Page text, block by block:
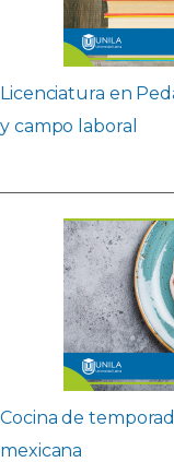
Licenciatura en
y campo laboral
Cocina de
mexicana